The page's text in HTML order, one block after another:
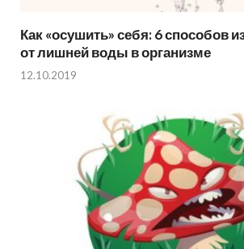
Как «осушить» себя: 6 способов
от лишней воды в организме
12.10.2019